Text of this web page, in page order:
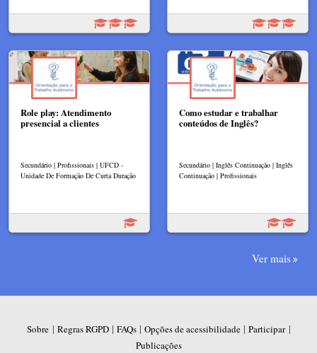
Role play: Atendimento
presencial a clientes
Secundário | Profissionais | UFCD -
Unidade De Formação De Curta Duração
Como estudar e trabalhar
conteúdos de Inglês?
Secundário | Inglês Continuação | Inglês
Continuação | Profissionais
Ver mais
Sobre | Regras RGPD| FAQs| Opções de acessibilidade| Participar|
Publicações